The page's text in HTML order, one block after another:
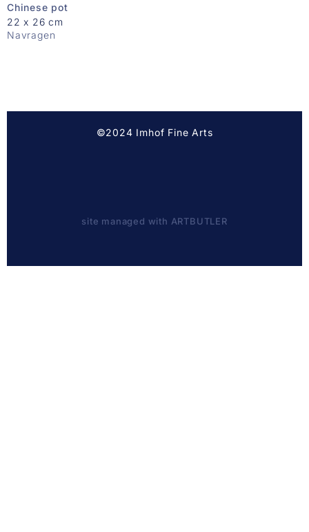
Chinese pot
22 x 26 cm
Navragen
©2024 Imhof Fine Arts
site managed with ARTBUTLER